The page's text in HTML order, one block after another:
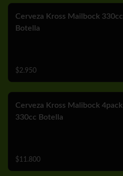
Cerveza Kross Mailbock 330cc
Botella
$2.950
Cerveza Kross Malibock 4pack
330cc Botella
$11.800